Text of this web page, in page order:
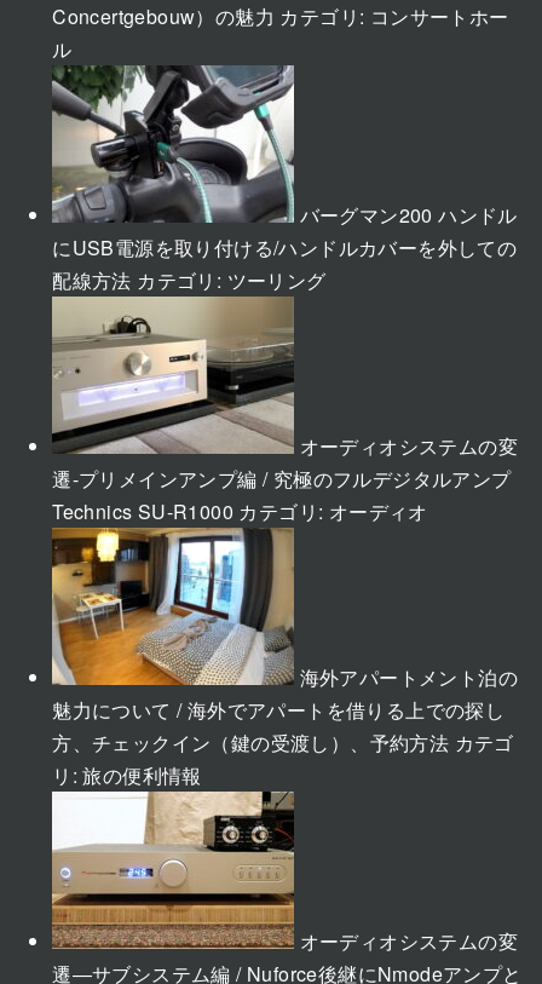
Concertgebouw）の魅力 カテゴリ: コンサートホー
ル
バーグマン200 ハンドル
にUSB電源を取り付ける/ハンドルカバーを外しての
配線方法 カテゴリ: ツーリング
オーディオシステムの変
遷-プリメインアンプ編 / 究極のフルデジタルアンプ
Technics SU-R1000 カテゴリ: オーディオ
海外アパートメント泊の
魅力について / 海外でアパートを借りる上での探し
方、チェックイン（鍵の受渡し）、予約方法 カテゴ
リ:旅の便利情報
オーディオシステムの変
遷―サブシステム編 / Nuforce後継にNmodeアンプと